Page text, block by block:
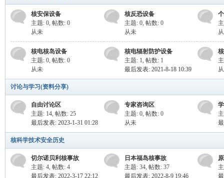
Nu
核安保设备
主题: 0, 帖数: 0
从未
核反恐设备
主题: 0, 帖数: 0
从未
核电核岛设备
主题: 0, 帖数: 0
从未
核电辐射防护设备
主题: 1, 帖数: 1
最后发表: 2021-8-18 10:39
讨论与学习(资料分享)
自由讨论区
主题: 14, 帖数: 25
最后发表: 2023-1-31 01:28
专家咨询区
主题: 0, 帖数: 0
从未
核科学技术安全历史
切尔诺贝利核事故
主题: 4, 帖数: 4
最后发表: 2022-3-17 22:12
日本福岛核事故
主题: 34, 帖数: 37
最后发表: 2022-8-9 19:46